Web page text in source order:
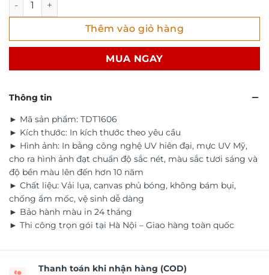
là:
290.000 ₫.
tại
là:
Tranh dán tường 3D xuyên sáng trang trí trần nhà
Thêm vào giỏ hàng
MUA NGAY
Thông tin
► Mã sản phẩm: TDT1606
► Kích thước: In kích thước theo yêu cầu
► Hình ảnh: In bằng công nghệ UV hiên đại, mực UV Mỹ,
cho ra hình ảnh đạt chuẩn độ sắc nét, màu sắc tươi sáng và
độ bền màu lên đến hơn 10 năm
► Chất liệu: Vải lụa, canvas phủ bóng, không bám bụi,
chống ẩm mốc, vệ sinh dễ dàng
► Bảo hành màu in 24 tháng
► Thi công trọn gói tại Hà Nội – Giao hàng toàn quốc
Thanh toán khi nhận hàng (COD)